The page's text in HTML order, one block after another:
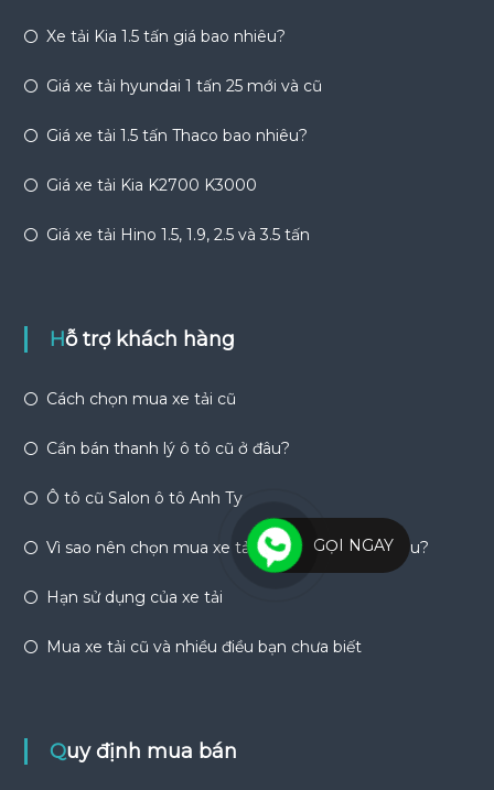
Xe tải Kia 1.5 tấn giá bao nhiêu?
Giá xe tải hyundai 1 tấn 25 mới và cũ
Giá xe tải 1.5 tấn Thaco bao nhiêu?
Giá xe tải Kia K2700 K3000
Giá xe tải Hino 1.5, 1.9, 2.5 và 3.5 tấn
Hỗ trợ khách hàng
Cách chọn mua xe tải cũ
Cần bán thanh lý ô tô cũ ở đâu?
Ô tô cũ Salon ô tô Anh Ty
Vì sao nên chọn mua xe tải cũ và nên mua ở đâu?
Hạn sử dụng của xe tải
Mua xe tải cũ và nhiều điều bạn chưa biết
Quy định mua bán
GỌI NGAY